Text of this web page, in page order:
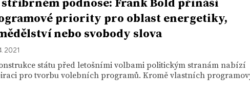
priority pro oblast energetiky,
nebo svobody slova
2021
státu před letošními volbami politickým stranám nabízí
pro tvorbu volebních programů. Kromě vlastních